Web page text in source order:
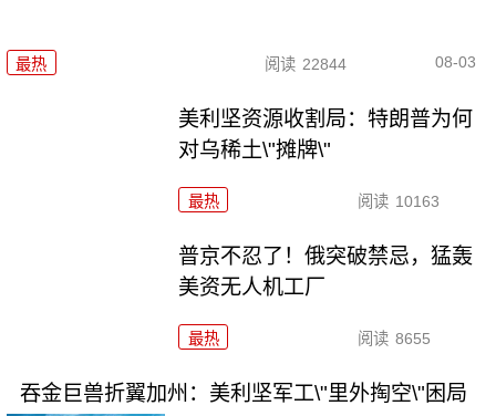
最热 阅读 22844 08-03
美利坚资源收割局：特朗普为何
对乌稀土\"摊牌\"
最热 阅读 10163
普京不忍了！俄突破禁忌，猛轰
美资无人机工厂
最热 阅读 8655
吞金巨兽折翼加州：美利坚军工\"里外掏空\"困局